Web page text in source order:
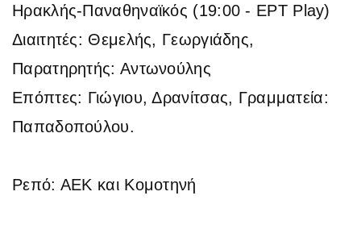
Ηρακλής-Παναθηναϊκός (19:00 - ΕΡΤ Play)
Διαιτητές: Θεμελής, Γεωργιάδης,
Παρατηρητής: Αντωνούλης
Επόπτες: Γιώγιου, Δρανίτσας, Γραμματεία:
Παπαδοπούλου.
Ρεπό: ΑΕΚ και Κομοτηνή